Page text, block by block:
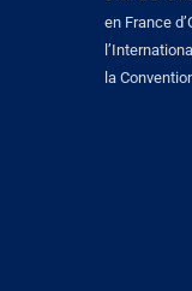
en France
la